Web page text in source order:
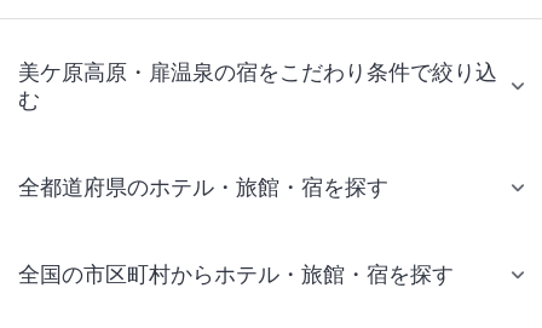
美ケ原高原・扉温泉の宿をこだわり条件で絞り込
む
全都道府県のホテル・旅館・宿を探す
全国の市区町村からホテル・旅館・宿を探す